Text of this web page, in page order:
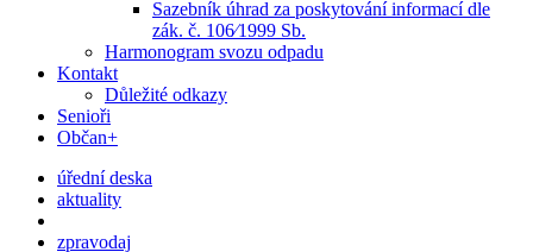
Sazebník úhrad za poskytování informací dle
zák. č. 106⁄1999 Sb.
Harmonogram svozu odpadu
Kontakt
Důležité odkazy
Senioři
Občan+
úřední deska
aktuality
zpravodaj